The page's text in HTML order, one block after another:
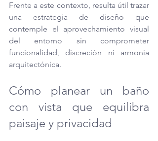
Frente a este contexto, resulta útil trazar
una estrategia de diseño que
contemple el aprovechamiento visual
del entorno sin comprometer
funcionalidad, discreción ni armonía
arquitectónica.
Cómo planear un baño
con vista que equilibra
paisaje y privacidad